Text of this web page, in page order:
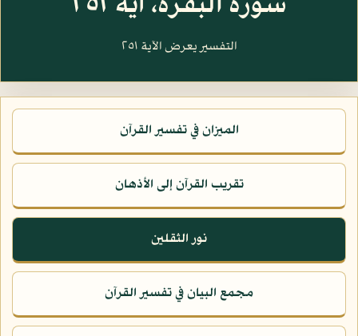
التفسير يعرض الآية ٢٥١
الميزان في تفسير القرآن
تقريب القرآن إلى الأذهان
نور الثقلين
مجمع البيان في تفسير القرآن